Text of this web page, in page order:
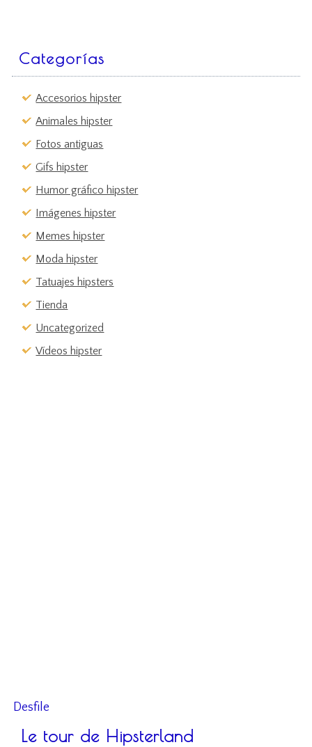
Categorías
Accesorios hipster
Animales hipster
Fotos antiguas
Gifs hipster
Humor gráfico hipster
Imágenes hipster
Memes hipster
Moda hipster
Tatuajes hipsters
Tienda
Uncategorized
Vídeos hipster
Desfile
Le tour de Hipsterland